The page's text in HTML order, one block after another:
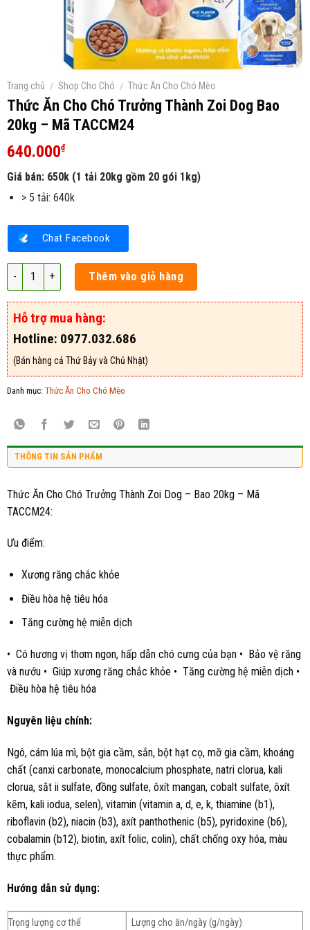
Trang chủ / Shop Cho Chó / Thức Ăn Cho Chó Mèo
Thức Ăn Cho Chó Trưởng Thành Zoi Dog Bao
20kg – Mã TACCM24
640.000₫
Giá bán: 650k (1 tải 20kg gồm 20 gói 1kg)
> 5 tải: 640k
Chat Facebook
Thức Ăn Cho Chó Trưởng Thành Zoi Dog Bao 20kg - Mã TACCM24 số
Thêm vào giỏ hàng
Hỗ trợ mua hàng:
Hotline: 0977.032.686
(Bán hàng cả Thứ Bảy và Chủ Nhật)
Danh mục: Thức Ăn Cho Chó Mèo
THÔNG TIN SẢN PHẨM
Thức Ăn Cho Chó Trưởng Thành Zoi Dog – Bao 20kg – Mã
TACCM24:
Ưu điểm:
Xương răng chắc khỏe
Điều hòa hệ tiêu hóa
Tăng cường hệ miễn dịch
• Có hương vị thơm ngon, hấp dẫn chó cưng của bạn • Bảo vệ răng
và nướu • Giúp xương răng chắc khỏe • Tăng cường hệ miễn dịch •
Điều hòa hệ tiêu hóa
Nguyên liệu chính:
Ngô, cám lúa mì, bột gia cầm, sắn, bột hạt cọ, mỡ gia cầm, khoáng
chất (canxi carbonate, monocalcium phosphate, natri clorua, kali
clorua, sắt ii sulfate, đồng sulfate, ôxít mangan, cobalt sulfate, ôxít
kẽm, kali iodua, selen), vitamin (vitamin a, d, e, k, thiamine (b1),
riboflavin (b2), niacin (b3), axít panthothenic (b5), pyridoxine (b6),
cobalamin (b12), biotin, axít folic, colin), chất chống oxy hóa, màu
thực phẩm.
Hướng dẫn sử dụng:
Trọng lượng cơ thể Lượng cho ăn/ngày (g/ngày)